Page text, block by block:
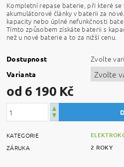
Kompletní repase baterie, při které se
akumulátorové články v baterii za
kapacity nebo úplné nefunkčnosti
Tímto způsobem získáte baterii s
než u nové baterie a to za nižší cenu.
Dostupnost Zvolte
Varianta
od 6 190 Kč
KATEGORIE
ZÁRUKA 2 ROKY